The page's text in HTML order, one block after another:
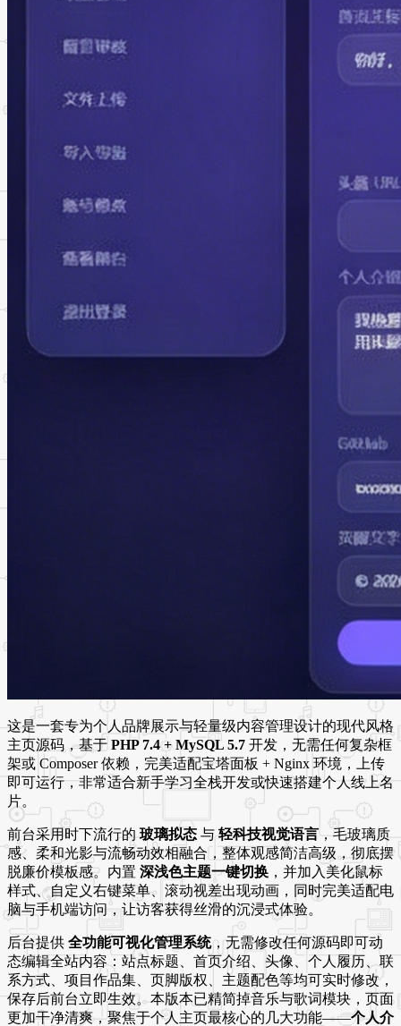
这是一套专为个人品牌展示与轻量级内容管理设计的现代风格
主页源码，基于 PHP 7.4 + MySQL 5.7 开发，无需任何复杂框
架或 Composer 依赖，完美适配宝塔面板 + Nginx 环境，上传
即可运行，非常适合新手学习全栈开发或快速搭建个人线上名
片。
前台采用时下流行的玻璃拟态 与轻科技视觉语言，毛玻璃质
感、柔和光影与流畅动效相融合，整体观感简洁高级，彻底摆
脱廉价模板感。内置 深浅色主题一键切换 ，并加入美化鼠标
样式、自定义右键菜单、滚动视差出现动画，同时完美适配电
脑与手机端访问，让访客获得丝滑的沉浸式体验。
后台提供 全功能可视化管理系统，无需修改任何源码即可动
态编辑全站内容：站点标题、首页介绍、头像、个人履历、联
系方式、项目作品集、页脚版权、主题配色等均可实时修改，
保存后前台立即生效。本版本已精简掉音乐与歌词模块，页面
更加干净清爽，聚焦于个人主页最核心的几大功能——个人介